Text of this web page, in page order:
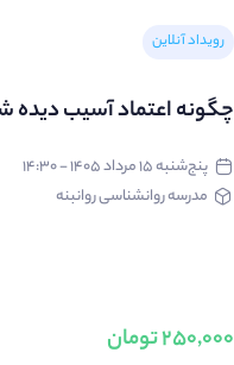
رویداد آنلاین
چگونه اعتماد آسیب دیده
پنج‌شنبه ۱۵ مرداد ۱۴۰۵ - ۱۴:۳۰
مدرسه روانشناسی روانبنه
250,000 تومان